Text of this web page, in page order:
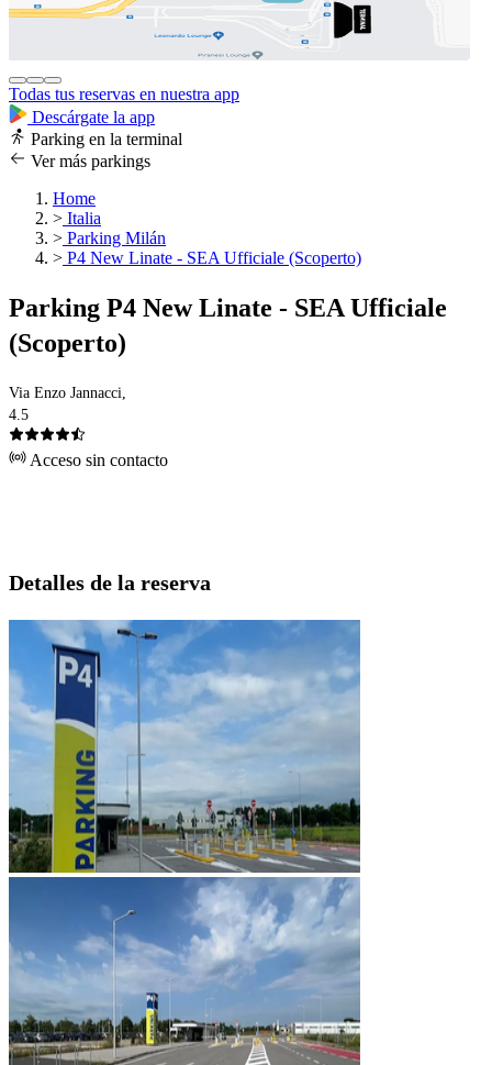
Todas tus reservas en nuestra app
Descárgate la app
Parking en la terminal
Ver más parkings
Home
> Italia
> Parking Milán
> P4 New Linate - SEA Ufficiale (Scoperto)
Parking P4 New Linate - SEA Ufficiale
(Scoperto)
Via Enzo Jannacci,
4.5
Acceso sin contacto
Detalles de la reserva